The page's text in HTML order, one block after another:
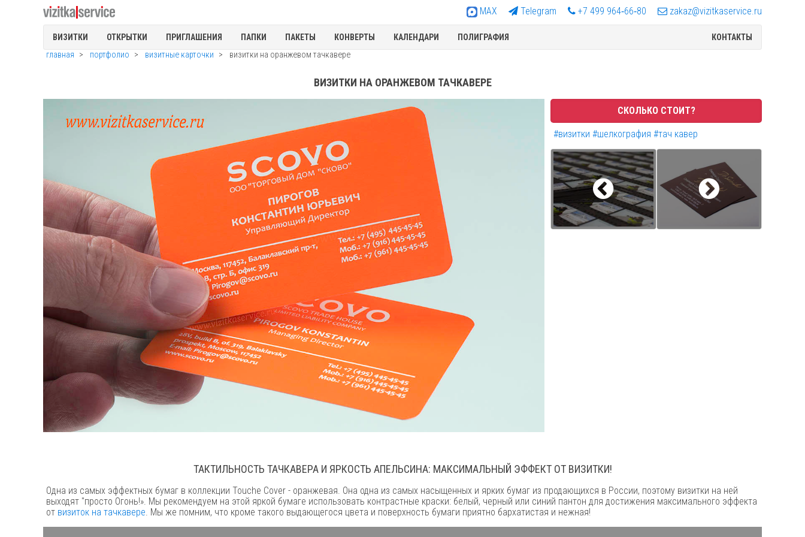
MAX Telegram +7 499 964‑66‑80 zakaz@vizitkaservice.ru
ВИЗИТКИ ОТКРЫТКИ ПРИГЛАШЕНИЯ ПАПКИ ПАКЕТЫ КОНВЕРТЫ КАЛЕНДАРИ ПОЛИГРАФИЯ КОНТАКТЫ
главная портфолио визитные карточки визитки на оранжевом тачкавере
ВИЗИТКИ НА ОРАНЖЕВОМ ТАЧКАВЕРЕ
СКОЛЬКО СТОИТ?
#визитки #шелкография #тач кавер
ТАКТИЛЬНОСТЬ ТАЧКАВЕРА И ЯРКОСТЬ АПЕЛЬСИНА: МАКСИМАЛЬНЫЙ ЭФФЕКТ ОТ ВИЗИТКИ!
Одна из самых эффектных бумаг в коллекции Touche Cover - оранжевая. Она одна из самых насыщенных и ярких бумаг из продающихся в России, поэтому визитки на ней
выходят "просто Огонь!». Мы рекомендуем на этой яркой бумаге использовать контрастные краски: белый, черный или синий пантон для достижения максимального эффекта
от визиток на тачкавере. Мы же помним, что кроме такого выдающегося цвета и поверхность бумаги приятно бархатистая и нежная!